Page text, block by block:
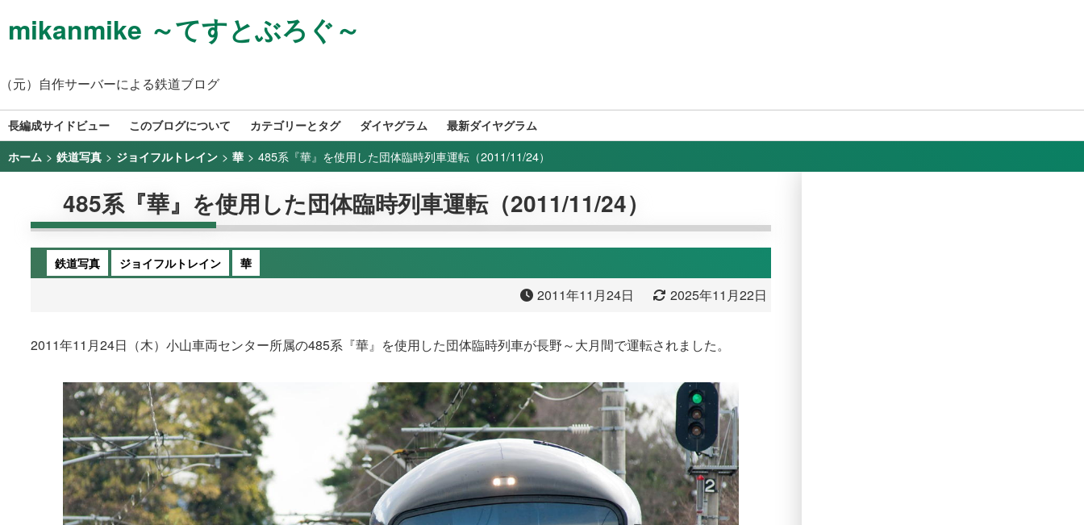
mikanmike ～てすとぶろぐ～
（元）自作サーバーによる鉄道ブログ
長編成サイドビュー このブログについて カテゴリーとタグ ダイヤグラム 最新ダイヤグラム
ホーム > 鉄道写真 > ジョイフルトレイン > 華 > 485系『華』を使用した団体臨時列車運転（2011/11/24）
485系『華』を使用した団体臨時列車運転（2011/11/24）
鉄道写真 ジョイフルトレイン 華
2011年11月24日 2025年11月22日
2011年11月24日（木）小山車両センター所属の485系『華』を使用した団体臨時列車が長野～大月間で運転されました。